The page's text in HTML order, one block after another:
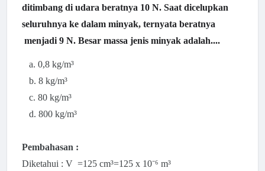
ditimbang di udara beratnya 10 N. Saat dicelupkan
seluruhnya ke dalam minyak, ternyata beratnya
menjadi 9 N. Besar massa jenis minyak adalah....
a. 0,8 kg/m³
b. 8 kg/m³
c. 80 kg/m³
d. 800 kg/m³
Pembahasan :
Diketahui : V =125 cm³=125 x 10⁻⁶ m³